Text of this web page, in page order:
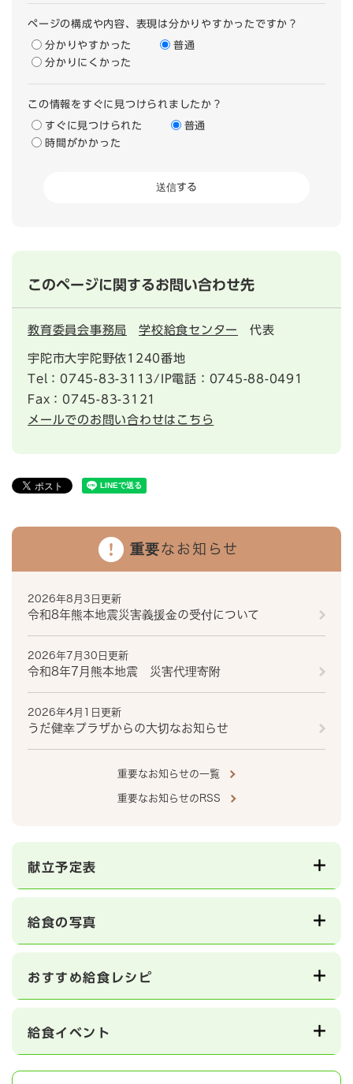
ページの構成や内容、表現は分かりやすかったですか？
分かりやすかった
普通
分かりにくかった
この情報をすぐに見つけられましたか？
すぐに見つけられた
普通
時間がかかった
このページに関するお問い合わせ先
教育委員会事務局 学校給食センター 代表
宇陀市大宇陀野依1240番地
Tel：0745-83-3113/IP電話：0745-88-0491
Fax：0745-83-3121
メールでのお問い合わせはこちら
重要なお知らせ
2026年8月3日更新
令和8年熊本地震災害義援金の受付について
2026年7月30日更新
令和8年7月熊本地震 災害代理寄附
2026年4月1日更新
うだ健幸プラザからの大切なお知らせ
重要なお知らせの一覧
重要なお知らせのRSS
献立予定表
給食の写真
おすすめ給食レシピ
給食イベント